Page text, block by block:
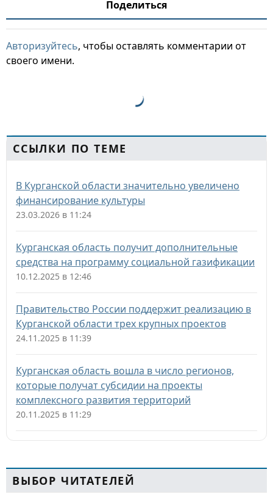
Поделиться
Авторизуйтесь, чтобы оставлять комментарии от
своего имени.
ССЫЛКИ ПО ТЕМЕ
В Курганской области значительно увеличено
финансирование культуры
23.03.2026 в 11:24
Курганская область получит дополнительные
средства на программу социальной газификации
10.12.2025 в 12:46
Правительство России поддержит реализацию в
Курганской области трех крупных проектов
24.11.2025 в 11:39
Курганская область вошла в число регионов,
которые получат субсидии на проекты
комплексного развития территорий
20.11.2025 в 11:29
ВЫБОР ЧИТАТЕЛЕЙ